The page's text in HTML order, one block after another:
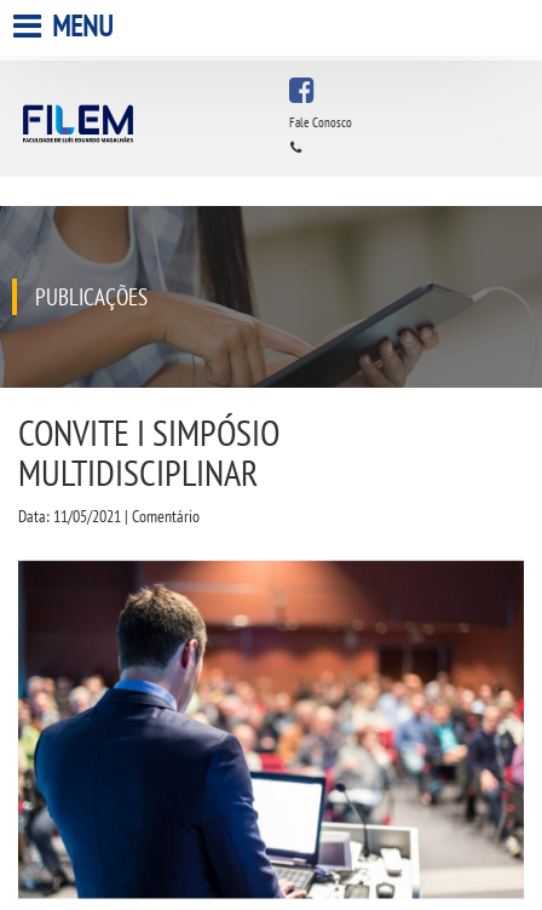
QUEM SOMOS
ESTÁGIOS
INFRAESTRUTURA
BIBLIOTECA
PROUNI
MENU
Fale Conosco
PUBLICAÇÕES
CONVITE I SIMPÓSIO
MULTIDISCIPLINAR
Data: 11/05/2021 | Comentário